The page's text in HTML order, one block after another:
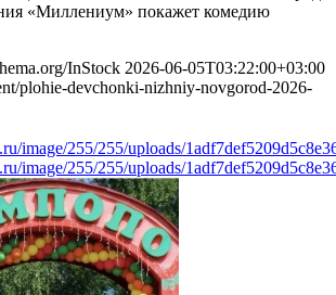
«Миллениум» покажет комедию
InStock 2026-06-05T03:22:00+03:00
plohie-devchonki-nizhniy-novgorod-2026-
image/255/255/uploads/
image/255/255/uploads/